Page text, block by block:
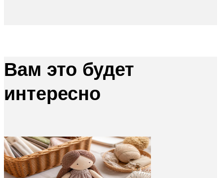
Вам это будет
интересно